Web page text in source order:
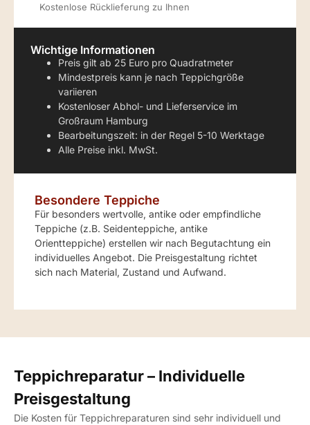
Kostenlose Rücklieferung zu Ihnen
Wichtige Informationen
Preis gilt ab 25 Euro pro Quadratmeter
Mindestpreis kann je nach Teppichgröße
variieren
Kostenloser Abhol- und Lieferservice im
Großraum Hamburg
Bearbeitungszeit: in der Regel 5-10 Werktage
Alle Preise inkl. MwSt.
Besondere Teppiche
Für besonders wertvolle, antike oder empfindliche
Teppiche (z.B. Seidenteppiche, antike
Orientteppiche) erstellen wir nach Begutachtung ein
individuelles Angebot. Die Preisgestaltung richtet
sich nach Material, Zustand und Aufwand.
Teppichreparatur – Individuelle
Preisgestaltung
Die Kosten für Teppichreparaturen sind sehr individuell und